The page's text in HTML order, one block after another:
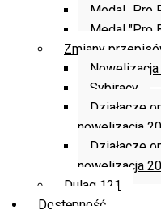
Medal „Pro
Medal "Pro
Zmiany
Nowelizacja
Sybiracy
Działacze
nowelizacja
Działacze
nowelizacja
Dulag 121
Dostępność